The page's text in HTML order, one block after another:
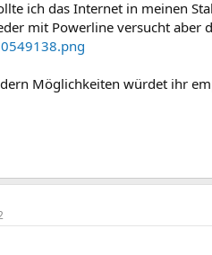
ich das Internet in meinen
mit Powerline versucht aber
Möglichkeiten würdet ihr